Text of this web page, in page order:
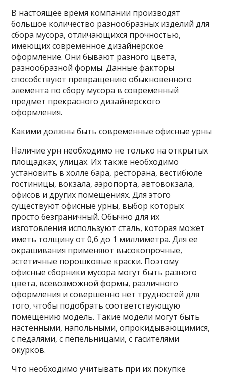
В настоящее время компании производят
большое количество разнообразных изделий для
сбора мусора, отличающихся прочностью,
имеющих современное дизайнерское
оформление. Они бывают разного цвета,
разнообразной формы. Данные факторы
способствуют превращению обыкновенного
элемента по сбору мусора в современный
предмет прекрасного дизайнерского
оформления.
Какими должны быть современные офисные урны
Наличие урн необходимо не только на открытых
площадках, улицах. Их также необходимо
установить в холле бара, ресторана, вестибюле
гостиницы, вокзала, аэропорта, автовокзала,
офисов и других помещениях. Для этого
существуют офисные урны, выбор которых
просто безграничный. Обычно для их
изготовления используют сталь, которая может
иметь толщину от 0,6 до 1 миллиметра. Для ее
окрашивания применяют высокопрочные,
эстетичные порошковые краски. Поэтому
офисные сборники мусора могут быть разного
цвета, всевозможной формы, различного
оформления и совершенно нет трудностей для
того, чтобы подобрать соответствующую
помещению модель. Такие модели могут быть
настенными, напольными, опрокидывающимися,
с педалями, с пепельницами, с гасителями
окурков.
Что необходимо учитывать при их покупке